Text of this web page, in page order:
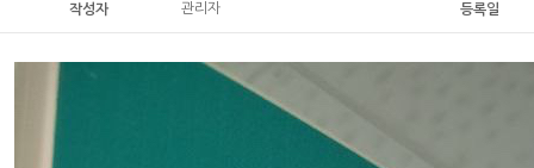
작성자 관리자 등록일